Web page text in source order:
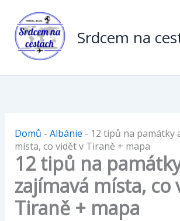
obsah
Srdcem na
Domů - Albánie - 12 tipů na památky
místa, co vidět v Tiraně + mapa
12 tipů na
zajímavá místa, co
Tiraně + mapa